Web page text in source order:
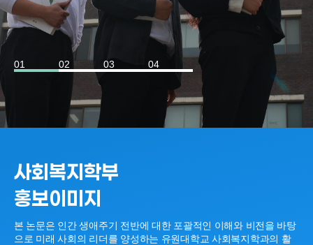
01 02 03 04
사회복지학부
홍보이미지
본 논문은 인간 생애주기 전반에 대한 포괄적인 이해와 비전을 바탕
으로 미래 사회의 리더를 양성하는 유원대학교 사회복지학과의 활